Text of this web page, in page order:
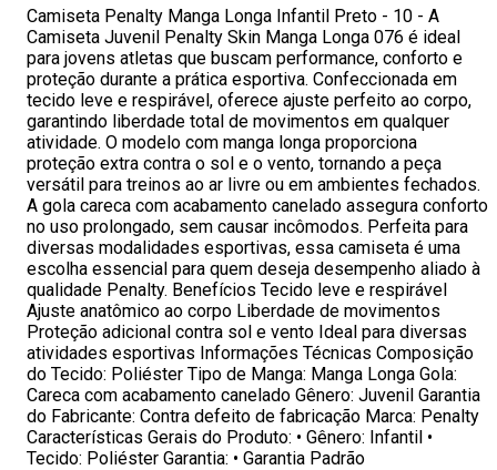
Camiseta Penalty Manga Longa Infantil Preto - 10 - A
Camiseta Juvenil Penalty Skin Manga Longa 076 é ideal
para jovens atletas que buscam performance, conforto e
proteção durante a prática esportiva. Confeccionada em
tecido leve e respirável, oferece ajuste perfeito ao corpo,
garantindo liberdade total de movimentos em qualquer
atividade. O modelo com manga longa proporciona
proteção extra contra o sol e o vento, tornando a peça
versátil para treinos ao ar livre ou em ambientes fechados.
A gola careca com acabamento canelado assegura conforto
no uso prolongado, sem causar incômodos. Perfeita para
diversas modalidades esportivas, essa camiseta é uma
escolha essencial para quem deseja desempenho aliado à
qualidade Penalty. Benefícios Tecido leve e respirável
Ajuste anatômico ao corpo Liberdade de movimentos
Proteção adicional contra sol e vento Ideal para diversas
atividades esportivas Informações Técnicas Composição
do Tecido: Poliéster Tipo de Manga: Manga Longa Gola:
Careca com acabamento canelado Gênero: Juvenil Garantia
do Fabricante: Contra defeito de fabricação Marca: Penalty
Características Gerais do Produto: • Gênero: Infantil •
Tecido: Poliéster Garantia: • Garantia Padrão